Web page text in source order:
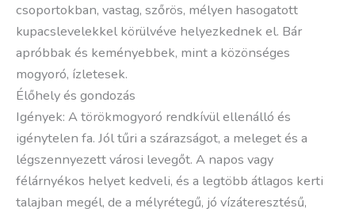
csoportokban, vastag, szőrös, mélyen hasogatott
kupacslevelekkel körülvéve helyezkednek el. Bár
apróbbak és keményebbek, mint a közönséges
mogyoró, ízletesek.
Élőhely és gondozás
Igények: A törökmogyoró rendkívül ellenálló és
igénytelen fa. Jól tűri a szárazságot, a meleget és a
légszennyezett városi levegőt. A napos vagy
félárnyékos helyet kedveli, és a legtöbb átlagos kerti
talajban megél, de a mélyrétegű, jó vízáteresztésű,